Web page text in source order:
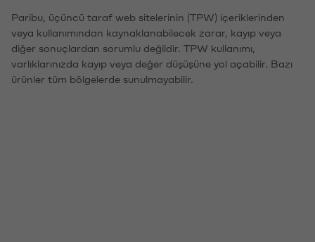
Paribu, üçüncü taraf web sitelerinin (TPW) içeriklerinden
veya kullanımından kaynaklanabilecek zarar, kayıp veya
diğer sonuçlardan sorumlu değildir. TPW kullanımı,
varlıklarınızda kayıp veya değer düşüşüne yol açabilir. Bazı
ürünler tüm bölgelerde sunulmayabilir.